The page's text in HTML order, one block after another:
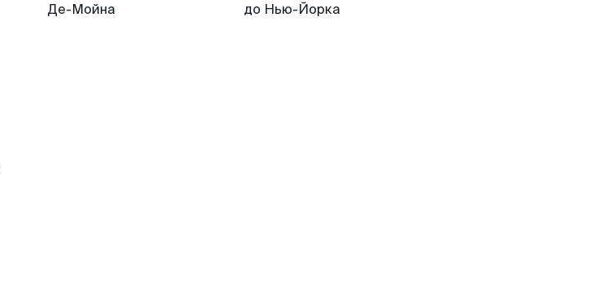
Де-Мойна
до Нью-Йорка